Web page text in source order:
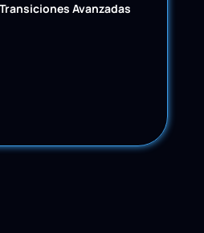
Avanzadas